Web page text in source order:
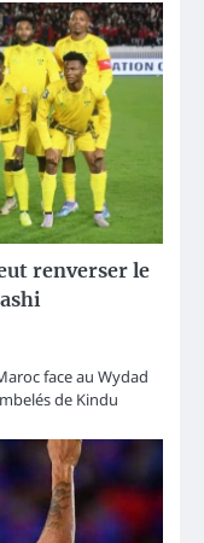
renverser le
face au Wydad
de Kindu